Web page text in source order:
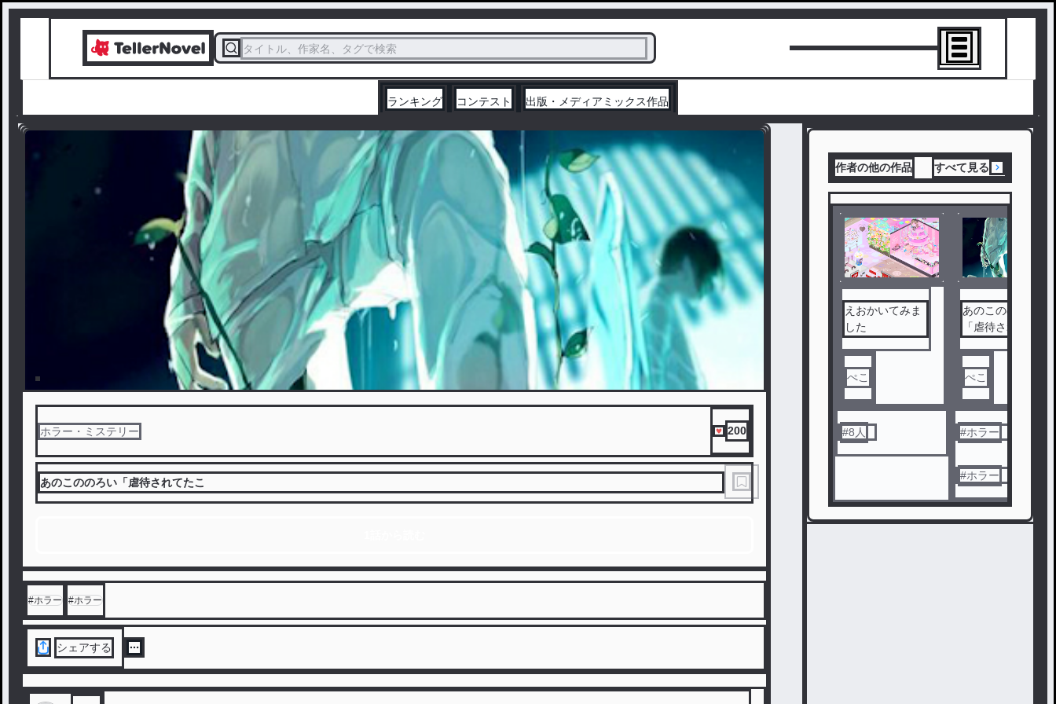
タイトル、作家名、タグで検索
ランキング コンテスト 出版・メディアミックス作品
ホラー・ミステリー 200
あのこののろい「虐待されてたこ
#ホラー #ホラー
シェアする
作者の他の作品 すべて見る
えおかいてみま
した
ぺこ
#8人
あのこののろい
「虐待されてた
ぺこ
#ホラー
#ホラー